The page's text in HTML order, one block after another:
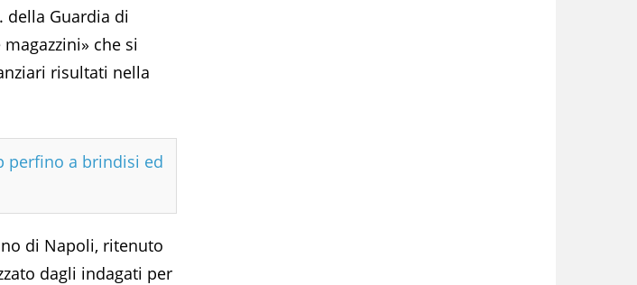
della Guardia di
che si
risultati nella
perfino a brindisi ed
di Napoli, ritenuto
dagli indagati per